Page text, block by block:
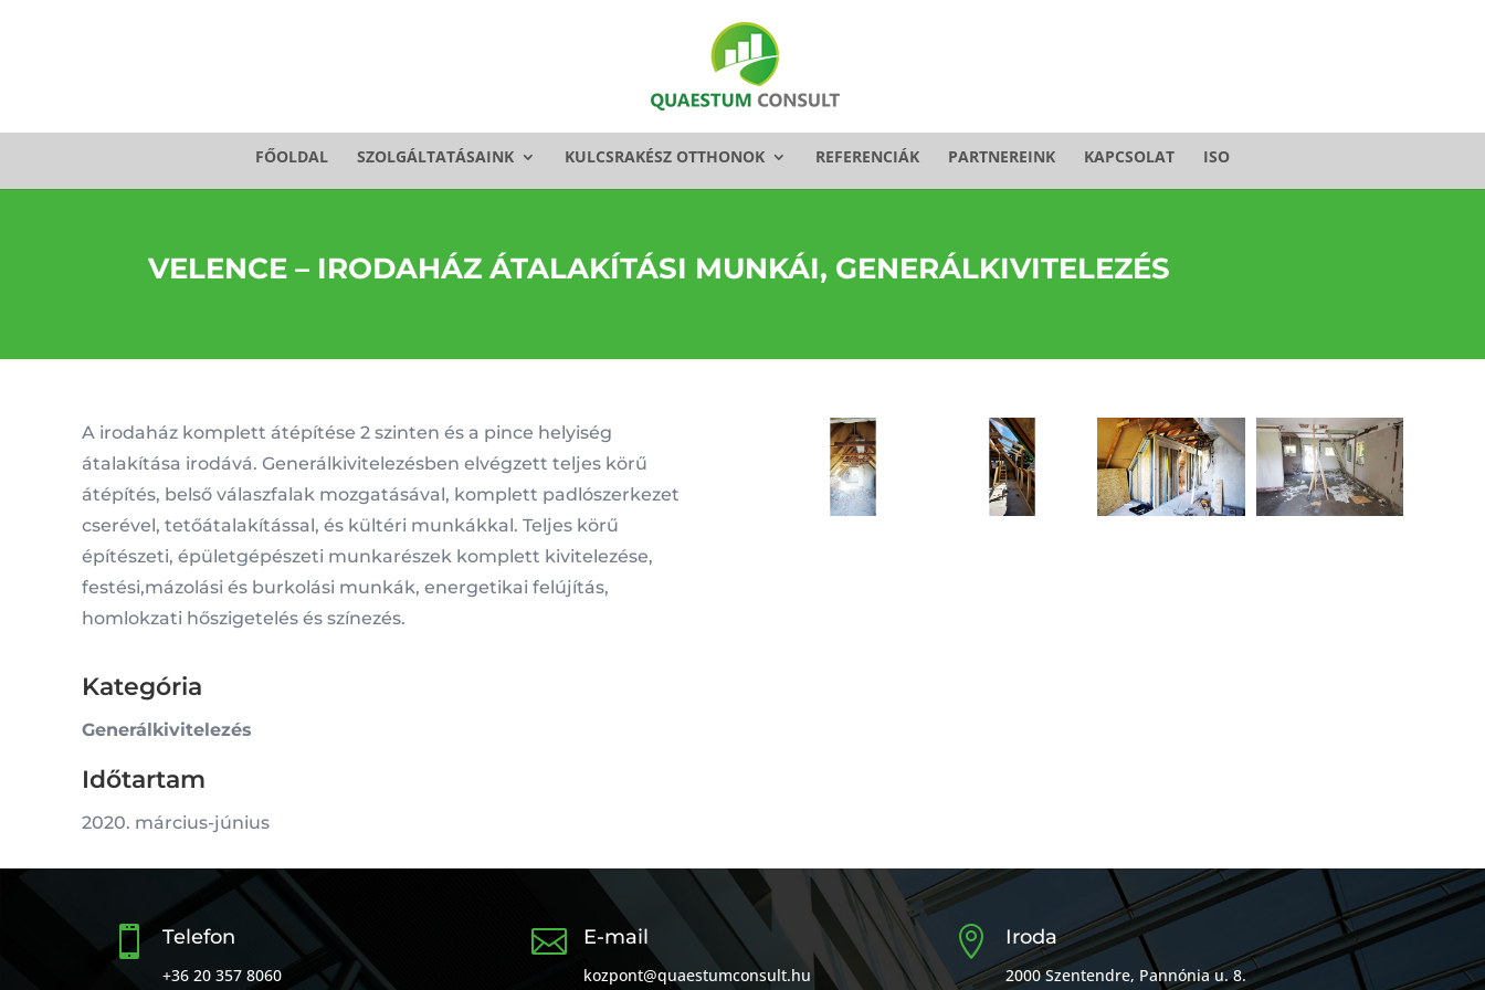
FŐOLDAL SZOLGÁLTATÁSAINK KULCSRAKÉSZ OTTHONOK REFERENCIÁK PARTNEREINK KAPCSOLAT ISO
VELENCE – IRODAHÁZ ÁTALAKÍTÁSI MUNKÁI, GENERÁLKIVITELEZÉS
A irodaház komplett átépítése 2 szinten és a pince helyiség
átalakítása irodává. Generálkivitelezésben elvégzett teljes körű
átépítés, belső válaszfalak mozgatásával, komplett padlószerkezet
cserével, tetőátalakítással, és kültéri munkákkal. Teljes körű
építészeti, épületgépészeti munkarészek komplett kivitelezése,
festési,mázolási és burkolási munkák, energetikai felújítás,
homlokzati hőszigetelés és színezés.
Kategória
Generálkivitelezés
Időtartam
2020. március-június
 Telefon
+36 20 357 8060
 E-mail
kozpont@quaestumconsult.hu
 Iroda
2000 Szentendre, Pannónia u. 8.